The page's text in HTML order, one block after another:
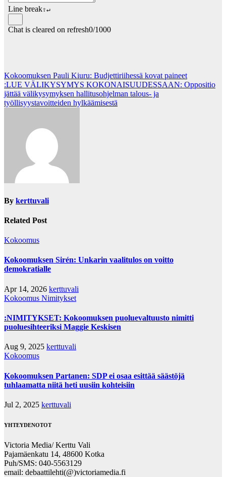
Post
navigation
Kokoomuksen Pauli Kiuru: Budjettiriihessä kovat paineet
:LUE VÄLIKYSYMYS KOKONAISUUDESSAAN: Oppositio
jättää välikysymyksen hallitusohjelman talous- ja
työllisyystavoitteiden hylkäämisestä
By kerttuvali
Related Post
Kokoomus
Kokoomuksen Sirén: Unkarin vaalitulos on voitto
demokratialle
Apr 14, 2026 kerttuvali
Kokoomus Nimitykset
:NIMITYKSET: Kokoomuksen puoluevaltuusto nimitti
puoluesihteeriksi Maggie Keskisen
Aug 9, 2025 kerttuvali
Kokoomus
Kokoomuksen Partanen: SDP ei osaa esittää säästöjä
tuhlaamatta niitä heti uusiin kohteisiin
Jul 2, 2025 kerttuvali
YHTEYDENOTOT
Victoria Media/ Kerttu Vali
Pajamäenkatu 14, 48600 Kotka
Puh/SMS: 040-5563129
email: debaattilehti(@)victoriamedia.fi